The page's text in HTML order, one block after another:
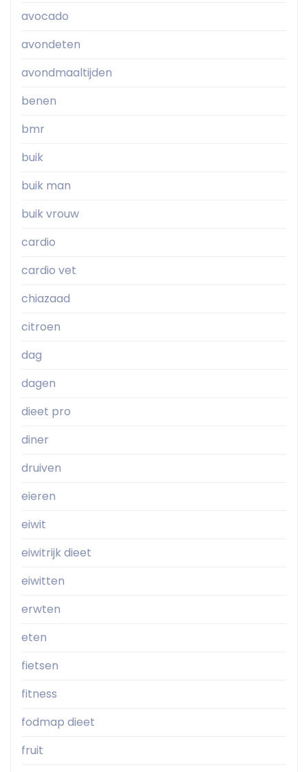
avocado
avondeten
avondmaaltijden
benen
bmr
buik
buik man
buik vrouw
cardio
cardio vet
chiazaad
citroen
dag
dagen
dieet pro
diner
druiven
eieren
eiwit
eiwitrijk dieet
eiwitten
erwten
eten
fietsen
fitness
fodmap dieet
fruit